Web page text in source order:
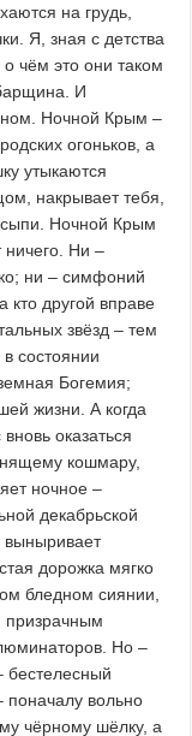
на грудь,
Я, зная с детства
чём это они таком
И
Ночной Крым –
огоньков, а
утыкаются
накрывает тебя,
Ночной Крым
ничего. Ни –
ни – симфоний
кто другой вправе
звёзд – тем
состоянии
Богемия;
жизни. А когда
оказаться
кошмару,
ночное –
декабрьской
выныривает
дорожка мягко
бледном сиянии,
призрачным
Но –
бестелесный
поначалу вольно
чёрному шёлку, а